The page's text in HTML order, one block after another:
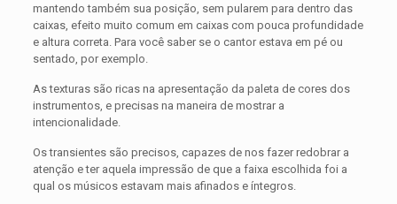
mantendo também sua posição, sem pularem para dentro das
caixas, efeito muito comum em caixas com pouca profundidade
e altura correta. Para você saber se o cantor estava em pé ou
sentado, por exemplo.
As texturas são ricas na apresentação da paleta de cores dos
instrumentos, e precisas na maneira de mostrar a
intencionalidade.
Os transientes são precisos, capazes de nos fazer redobrar a
atenção e ter aquela impressão de que a faixa escolhida foi a
qual os músicos estavam mais afinados e íntegros.